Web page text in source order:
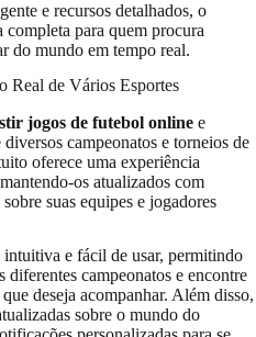
e recursos detalhados, o
para quem procura
do mundo em tempo real.
Real de Vários Esportes
jogos de futebol online e
campeonatos e torneios de
oferece uma experiência
os atualizados com
suas equipes e jogadores
e fácil de usar, permitindo
campeonatos e encontre
deseja acompanhar. Além disso,
sobre o mundo do